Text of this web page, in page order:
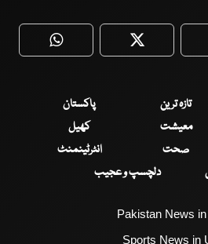
WhatsApp Twitter
تازہ ترین
پاکستان
معیشت
کھیل
صحت
انٹرٹینمنٹ
دلچسپ و عجیب
Pakistan News
Sports News in